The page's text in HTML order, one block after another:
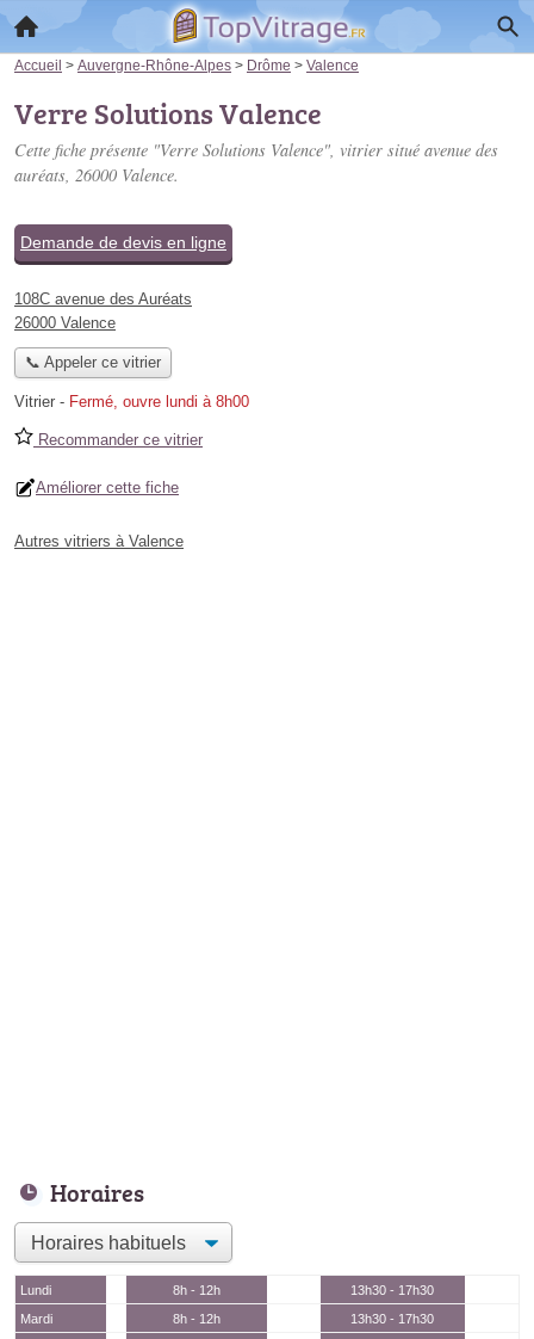
Accueil > Auvergne-Rhône-Alpes > Drôme > Valence
Verre Solutions Valence
Cette fiche présente "Verre Solutions Valence", vitrier situé avenue des
auréats, 26000 Valence.
Demande de devis en ligne
108C avenue des Auréats
26000 Valence
📞 Appeler ce vitrier
Vitrier - Fermé, ouvre lundi à 8h00
Recommander ce vitrier
Améliorer cette fiche
Autres vitriers à Valence
Horaires
Lundi 8h - 12h
13h30 - 17h30
Mardi
8h - 12h
13h30 - 17h30